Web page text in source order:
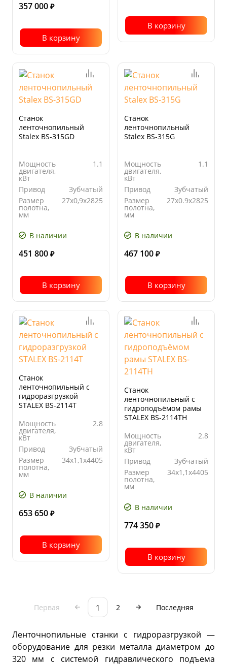
357 000 ₽
В корзину
В корзину
Станок
ленточнопильный
Stalex BS-315GD
Мощность
двигателя,
кВт
1.1
Привод
Зубчатый
Размер
полотна,
мм
27х0,9х2825
поворота
В наличии
451 800 ₽
В корзину
Станок
ленточнопильный
Stalex BS-315G
Мощность
двигателя,
кВт
1.1
Привод
Зубчатый
Размер
полотна,
мм
27x0.9x2825
поворота
В наличии
467 100 ₽
В корзину
Станок
ленточнопильный с
гидроразгрузкой
STALEX BS-2114Т
Мощность
двигателя,
кВт
2.8
Привод
Зубчатый
Размер
полотна,
мм
34х1,1х4405
поворота
В наличии
653 650 ₽
В корзину
Станок
ленточнопильный с
гидроподъёмом рамы
STALEX BS-2114ТH
Мощность
двигателя,
кВт
2.8
Привод
Зубчатый
Размер
полотна,
мм
34х1,1х4405
поворота
В наличии
774 350 ₽
В корзину
Первая 1 2 Последняя
Ленточнопильные станки с гидроразгрузкой —
оборудование для резки металла диаметром до
320 мм с системой гидравлического подъема